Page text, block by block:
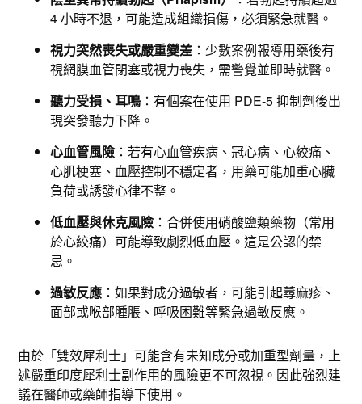
4 小時不退，可能造成組織損傷，必須緊急就醫。​
視力突然喪失或嚴重變差 ：少數案例報導用藥後有
視網膜血管閉塞或視力喪失，需警覺並即時就醫。​
聽力受損、耳鳴 ：有個案在使用 PDE-5 抑制劑後出
現突發聽力下降。​
心血管風險 ：若有心血管疾病、冠心病、心絞痛、
心肌梗塞、血壓控制不穩定者，用藥可能加重心臟
負荷或誘發心律不整。​
低血壓與休克風險 ：合併使用硝酸鹽類藥物（常用
於心絞痛）可能導致劇烈低血壓。這是公認的禁
忌。​
過敏反應 ：如果對成分過敏者，可能引起蕁麻疹、
面部或喉部腫脹、呼吸困難等緊急過敏反應。
由於「雙效犀利士」可能含有未知成分或加重型劑量，上
述嚴重印度犀利士副作用的風險更不可忽視。因此強烈建
議在醫師或藥師指導下使用。